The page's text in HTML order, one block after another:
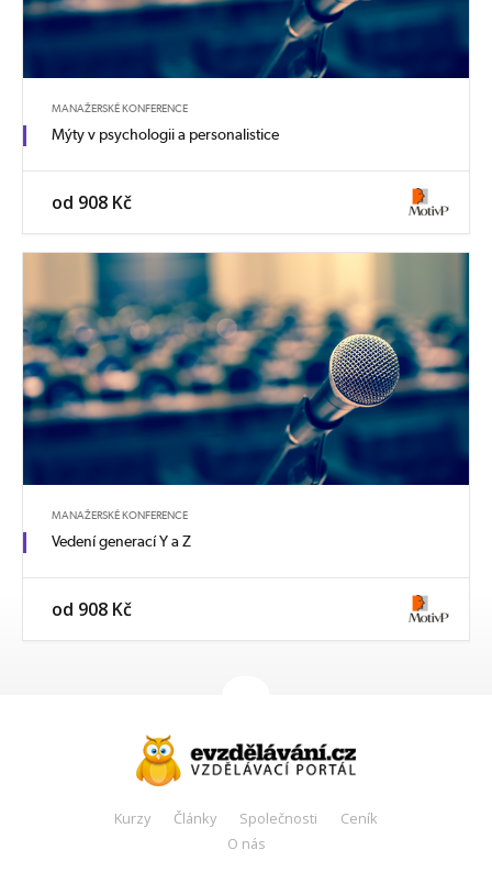
MANAŽERSKÉ KONFERENCE
Mýty v psychologii a personalistice
od 908 Kč
MANAŽERSKÉ KONFERENCE
Vedení generací Y a Z
od 908 Kč
Kurzy Články Společnosti
Ceník
O nás